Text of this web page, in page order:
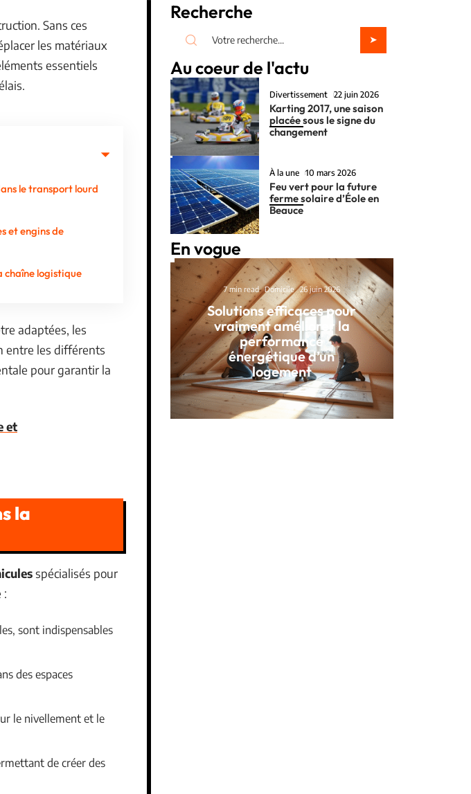
Sans ces
les matériaux
essentiels
le transport lourd
et engins de
logistique
adaptées, les
entre les différents
pour garantir la
et
la
spécialisés pour
:
sont indispensables
des espaces
le nivellement et le
de créer des
Recherche
Au coeur de l'actu
Divertissement 22 juin 2026
Karting 2017, une saison
placée sous le signe du
changement
À la une 10 mars 2026
Feu vert pour la future
ferme solaire d’Éole en
Beauce
En vogue
7 min read Domicile 26 juin 2026
Solutions efficaces pour
vraiment améliorer la
performance
énergétique d’un
logement